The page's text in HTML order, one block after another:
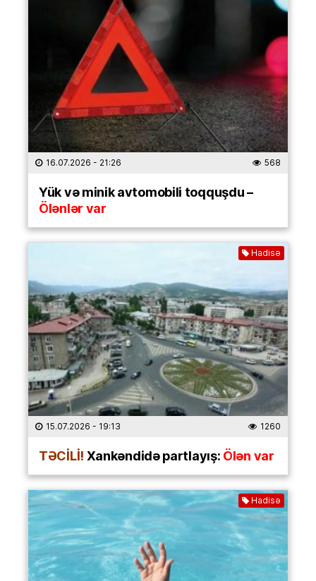
16.07.2026 - 21:26 568
Yük və minik avtomobili toqquşdu –
Ölənlər var
Hadisə
15.07.2026 - 19:13 1260
TƏCİLİ!Xankəndidə partlayış:Ölən var
Hadisə